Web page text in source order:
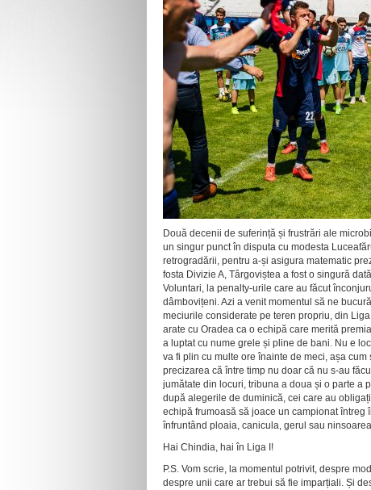
Două decenii de suferință și frustrări ale
un singur punct în disputa cu modesta
retrogradării, pentru a-și asigura matematic
fosta Divizie A, Târgoviștea a fost o singură
Voluntari, la penalty-urile care au făcut
dâmbovițeni. Azi a venit momentul să ne
meciurile considerate pe teren propriu, din
arate cu Oradea ca o echipă care merită
a luptat cu nume grele și pline de bani. Nu e
va fi plin cu multe ore înainte de meci, așa
precizarea că între timp nu doar că nu s-au
jumătate din locuri, tribuna a doua și o parte a
după alegerile de duminică, cei care au
echipă frumoasă să joace un campionat
înfruntând ploaia, canicula, gerul sau
Hai Chindia, hai în Liga I!
P.S. Vom scrie, la momentul potrivit, despre
despre unii care ar trebui să fie imparțiali. Și